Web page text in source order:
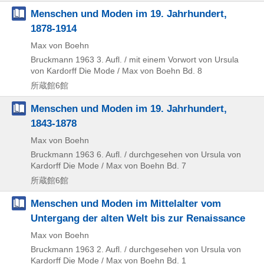
Menschen und Moden im 19. Jahrhundert,
1878-1914
Max von Boehn
Bruckmann 1963 3. Aufl. / mit einem Vorwort von Ursula
von Kardorff Die Mode / Max von Boehn Bd. 8
所蔵館6館
Menschen und Moden im 19. Jahrhundert,
1843-1878
Max von Boehn
Bruckmann 1963 6. Aufl. / durchgesehen von Ursula von
Kardorff Die Mode / Max von Boehn Bd. 7
所蔵館6館
Menschen und Moden im Mittelalter vom
Untergang der alten Welt bis zur Renaissance
Max von Boehn
Bruckmann 1963 2. Aufl. / durchgesehen von Ursula von
Kardorff Die Mode / Max von Boehn Bd. 1